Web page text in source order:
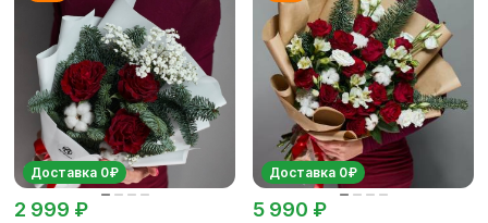
Доставка 0₽
2 999 ₽
Доставка 0₽
5 990 ₽